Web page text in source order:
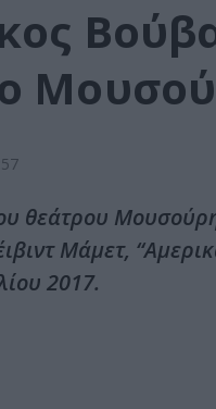
θεάτρου Μουσούρη
Μάμετ,
2017.